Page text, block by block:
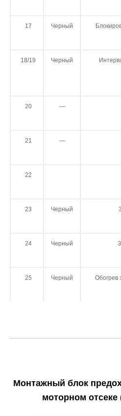
17 Черный
18/19 Черный
20 —
21 —
22
23 Черный
24 Черный
25 Черный Обогрев
Монтажный блок
моторном отсеке